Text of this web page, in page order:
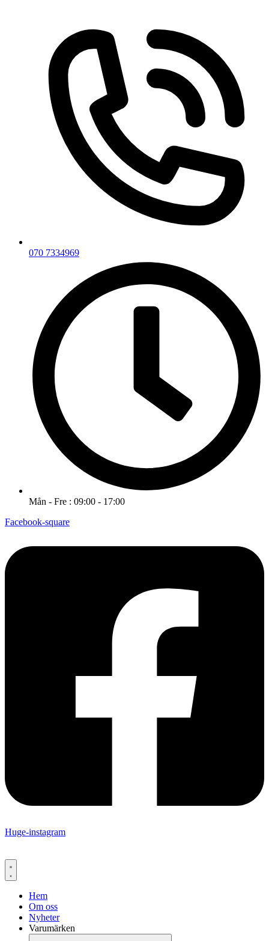
070 7334969
Mån - Fre : 09:00 - 17:00
Facebook-square
Huge-instagram
Hem
Om oss
Nyheter
Varumärken